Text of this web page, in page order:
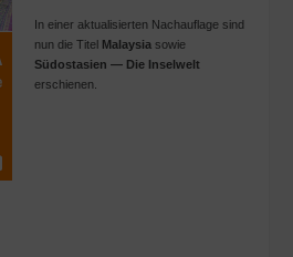
In einer aktualisierten Nachauflage sind
nun die Titel Malaysiasowie
Südostasien — Die Inselwelt
erschienen.